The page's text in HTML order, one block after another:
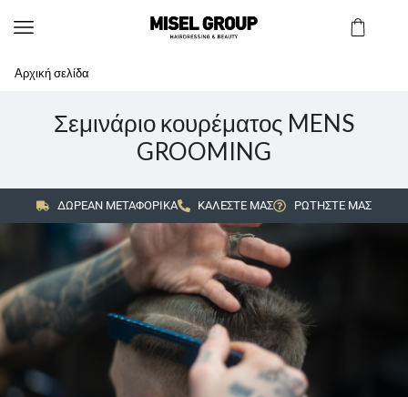
Αρχική σελίδα
Σεμινάριο κουρέματος MENS
GROOMING
ΔΩΡΕΑΝ ΜΕΤΑΦΟΡΙΚΑ ΚΑΛΕΣΤΕ ΜΑΣ ΡΩΤΗΣΤΕ ΜΑΣ